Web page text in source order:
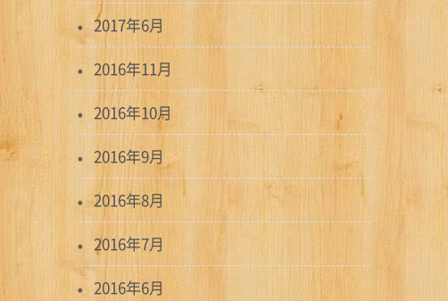
2017年6月
2016年11月
2016年10月
2016年9月
2016年8月
2016年7月
2016年6月